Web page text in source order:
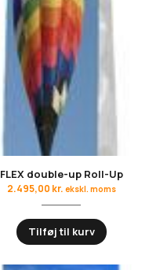
FLEX double-up Roll-Up
2.495,00 kr. ekskl. moms
Tilføj til kurv